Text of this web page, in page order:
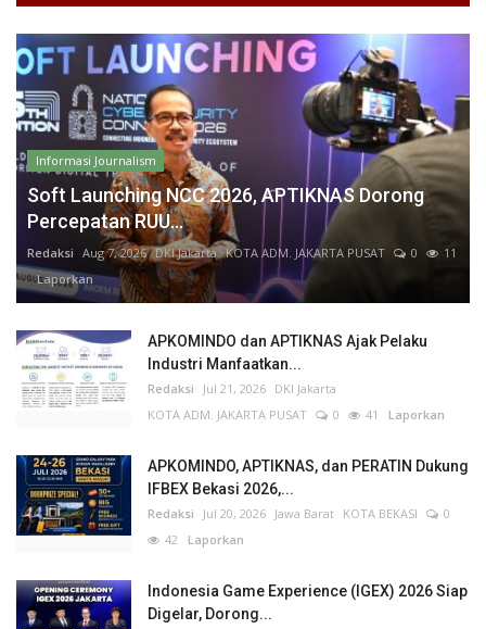
Informasi Journalism
Soft Launching NCC 2026, APTIKNAS Dorong
Percepatan RUU...
Redaksi Aug 7, 2026 DKI Jakarta KOTA ADM. JAKARTA PUSAT 0
11
Laporkan
APKOMINDO dan APTIKNAS Ajak Pelaku
Industri Manfaatkan...
Redaksi Jul 21, 2026 DKI Jakarta
KOTA ADM. JAKARTA PUSAT
0 41 Laporkan
APKOMINDO, APTIKNAS, dan PERATIN Dukung
IFBEX Bekasi 2026,...
Redaksi Jul 20, 2026 Jawa Barat KOTA BEKASI
0
42 Laporkan
Indonesia Game Experience (IGEX) 2026 Siap
Digelar, Dorong...